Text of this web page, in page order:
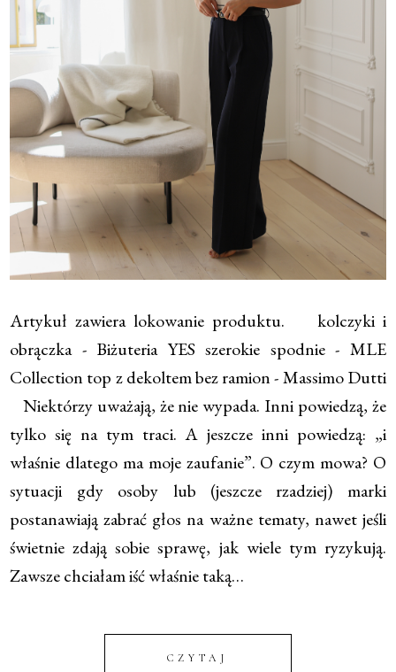
Artykuł zawiera lokowanie produktu. kolczyki i
obrączka - Biżuteria YES szerokie spodnie - MLE
Collection top z dekoltem bez ramion - Massimo Dutti
Niektórzy uważają, że nie wypada. Inni powiedzą, że
tylko się na tym traci. A jeszcze inni powiedzą: „i
właśnie dlatego ma moje zaufanie”. O czym mowa? O
sytuacji gdy osoby lub (jeszcze rzadziej) marki
postanawiają zabrać głos na ważne tematy, nawet jeśli
świetnie zdają sobie sprawę, jak wiele tym ryzykują.
Zawsze chciałam iść właśnie taką…
CZYTAJ